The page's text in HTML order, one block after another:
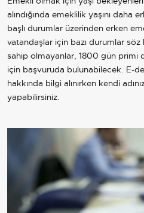
alındığında emeklilik yaşını
başlı durumlar üzerinden erken
vatandaşlar için bazı durumlar
sahip olmayanlar, 1800 gün primi
için başvuruda bulunabilecek. E-
hakkında bilgi alınırken kendi
yapabilirsiniz.